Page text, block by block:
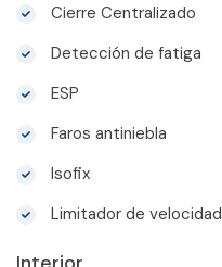
Cierre Centralizado
Detección de fatiga
ESP
Faros antiniebla
Isofix
Limitador de velocidad